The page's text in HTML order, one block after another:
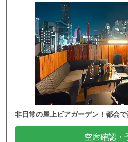
非日常の屋上ビアガーデン！都会
空席確認・